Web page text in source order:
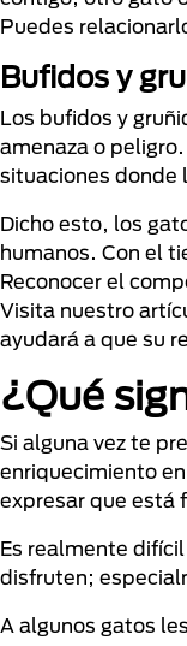
Puedes
Bufidos y
Los bufidos y
amenaza o
situaciones donde
Dicho esto, los
humanos. Con el
Reconocer el
Visita nuestro
ayudará a que su
¿Qué
Si alguna vez te
enriquecimiento
expresar que está
Es realmente
disfruten;
A algunos gatos